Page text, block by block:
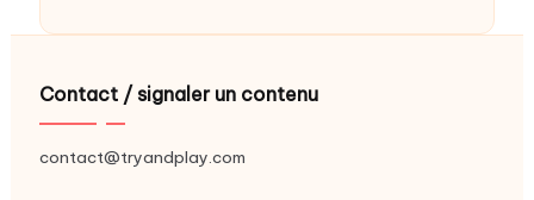
Contact / signaler un contenu
contact@tryandplay.com